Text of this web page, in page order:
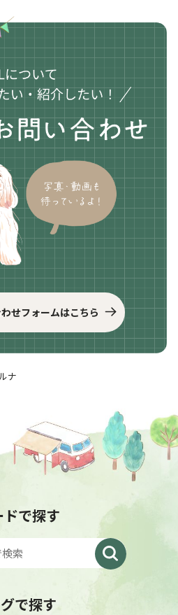
せフォームはこちら
ルナ
で探す
で探す